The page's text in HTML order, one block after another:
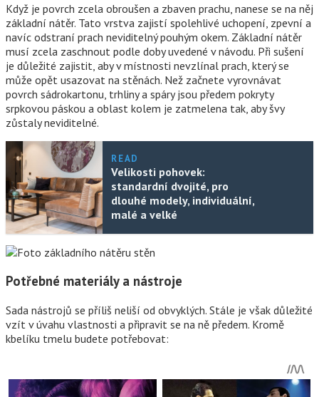
Když je povrch zcela obroušen a zbaven prachu, nanese se na něj
základní nátěr. Tato vrstva zajistí spolehlivé uchopení, zpevní a
navíc odstraní prach neviditelný pouhým okem. Základní nátěr
musí zcela zaschnout podle doby uvedené v návodu. Při sušení
je důležité zajistit, aby v místnosti nevzlínal prach, který se
může opět usazovat na stěnách. Než začnete vyrovnávat
povrch sádrokartonu, trhliny a spáry jsou předem pokryty
srpkovou páskou a oblast kolem je zatmelena tak, aby švy
zůstaly neviditelné.
READ
Velikosti pohovek:
standardní dvojité, pro
dlouhé modely, individuální,
malé a velké
Potřebné materiály a nástroje
Sada nástrojů se příliš neliší od obvyklých. Stále je však důležité
vzít v úvahu vlastnosti a připravit se na ně předem. Kromě
kbelíku tmelu budete potřebovat: